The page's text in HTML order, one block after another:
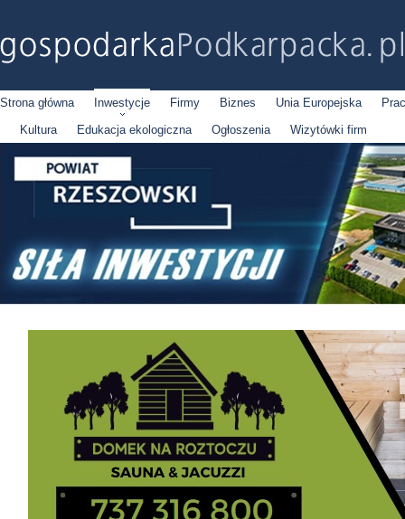
Strona główna Inwestycje Firmy Biznes Unia Europejska
Kultura
Edukacja ekologiczna Ogłoszenia Wizytówki firm